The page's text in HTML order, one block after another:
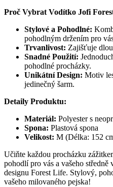
Proč Vybrat Vodítko Jofi
Stylové a Pohodlné:
pohodlným držením pro
Trvanlivost: Zajišťuje
Snadné Použití:
pohodlné procházky.
Unikátní Design: Motiv
jedinečný šarm.
Detaily Produktu:
Materiál: Polyester s
Spona: Plastová spona
Velikost: M (Délka: 152
Učiňte každou procházku
pohodlí pro vás a vašeho
designu Forest Life. Stylový,
vašeho milovaného pejska!